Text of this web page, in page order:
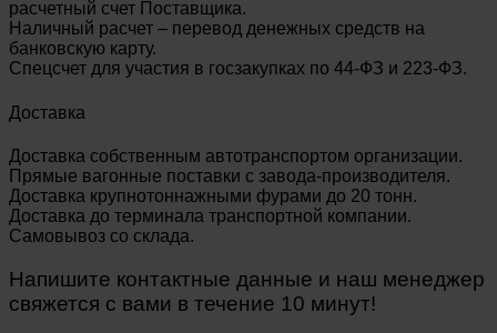
расчетный счет Поставщика.
Наличный расчет – перевод денежных средств на
банковскую карту.
Спецсчет для участия в госзакупках по 44-ФЗ и 223-ФЗ.
Доставка
Доставка собственным автотранспортом организации.
Прямые вагонные поставки с завода-производителя.
Доставка крупнотоннажными фурами до 20 тонн.
Доставка до терминала транспортной компании.
Самовывоз со склада.
Напишите контактные данные и наш менеджер
свяжется с вами в течение 10 минут!